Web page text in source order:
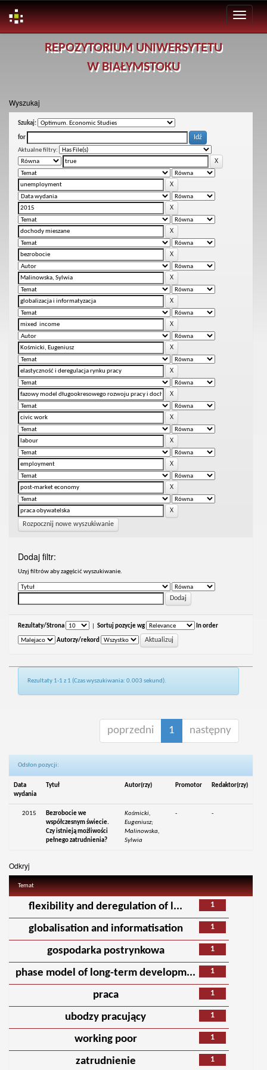
REPOZYTORIUM UNIWERSYTETU
W BIAŁYMSTOKU
Wyszukaj
Szukaj:
for
Aktualne filtry:
Rozpocznij nowe wyszukiwanie
Dodaj filtr:
Uzyj filtrów aby zagęścić wyszukiwanie.
Rezultaty/Strona Sortuj pozycje wg In order
Autorzy/rekord
Rezultaty 1-1 z 1 (Czas wyszukiwania: 0.003 sekund).
poprzedni 1 następny
Odsłon pozycji:
Data
wydania
Tytuł Autor(rzy) Promotor Redaktor(rzy)
2015
Bezrobocie we
współczesnym świecie.
Czy istnieją możliwości
pełnego zatrudnienia?
Kośmicki,
Eugeniusz;
Malinowska,
Sylwia
- -
Odkryj
Temat
1
flexibility and deregulation of l...
1
globalisation and informatisation
1
gospodarka postrynkowa
1
phase model of long-term developm...
1
praca
1
ubodzy pracujący
1
working poor
1
zatrudnienie